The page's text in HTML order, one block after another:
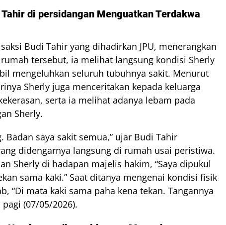
di persidangan Menguatkan Terdakwa
Budi Tahir yang dihadirkan JPU, menerangkan
tersebut, ia melihat langsung kondisi Sherly
mengeluhkan seluruh tubuhnya sakit. Menurut
Sherly juga menceritakan kepada keluarga
serta ia melihat adanya lebam pada
Sherly.
Badan saya sakit semua,” ujar Budi Tahir
didengarnya langsung di rumah usai peristiwa.
Sherly di hadapan majelis hakim, “Saya dipukul
sama kaki.” Saat ditanya mengenai kondisi fisik
“Di mata kaki sama paha kena tekan. Tangannya
(07/05/2026).